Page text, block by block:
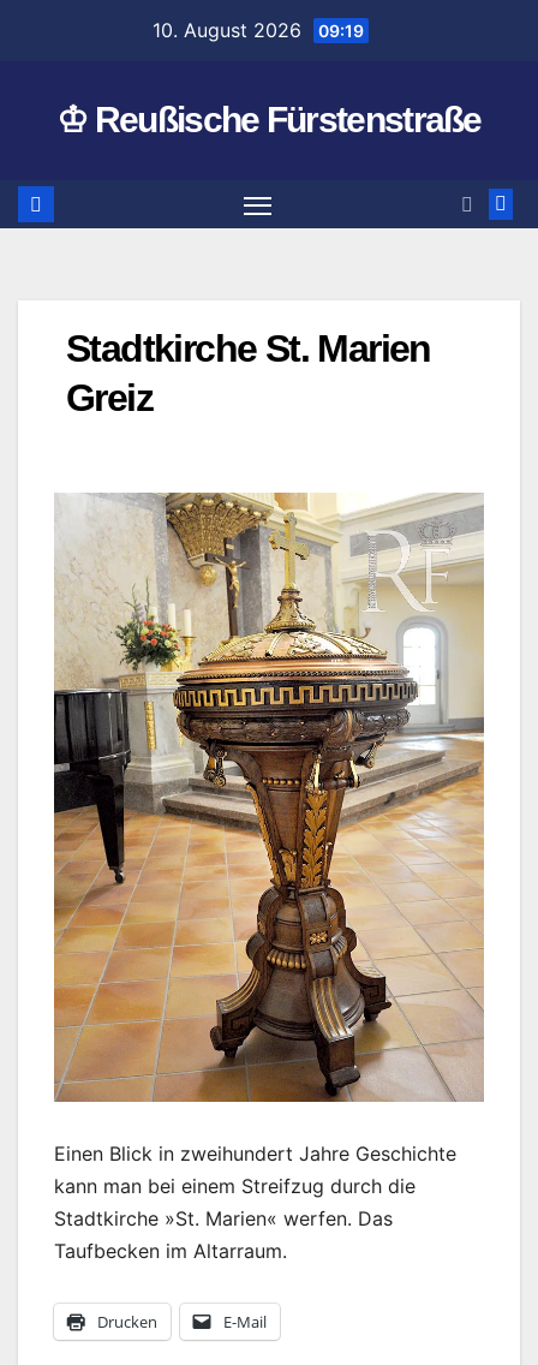
10. August 2026 09:19
♔ Reußische Fürstenstraße
Stadtkirche St. Marien
Greiz
Einen Blick in zweihundert Jahre Geschichte
kann man bei einem Streifzug durch die
Stadtkirche »St. Marien« werfen. Das
Taufbecken im Altarraum.
Drucken E-Mail